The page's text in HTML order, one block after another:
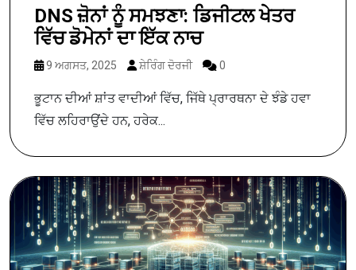
DNS ਜ਼ੋਨਾਂ ਨੂੰ ਸਮਝਣਾ: ਡਿਜੀਟਲ ਖੇਤਰ
ਵਿੱਚ ਡੋਮੇਨਾਂ ਦਾ ਇੱਕ ਨਾਚ
9 ਅਗਸਤ, 2025 ਸ਼ੇਰਿੰਗ ਦੋਰਜੀ 0
ਭੂਟਾਨ ਦੀਆਂ ਸ਼ਾਂਤ ਵਾਦੀਆਂ ਵਿੱਚ, ਜਿੱਥੇ ਪ੍ਰਾਰਥਨਾ ਦੇ ਝੰਡੇ ਹਵਾ
ਵਿੱਚ ਲਹਿਰਾਉਂਦੇ ਹਨ, ਹਰੇਕ...